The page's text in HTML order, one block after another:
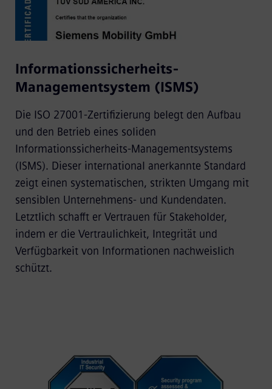
Informationssicherheits-
Managementsystem (ISMS)
Die ISO 27001-Zertifizierung belegt den Aufbau
und den Betrieb eines soliden
Informationssicherheits-Managementsystems
(ISMS). Dieser international anerkannte Standard
zeigt einen systematischen, strikten Umgang mit
sensiblen Unternehmens- und Kundendaten.
Letztlich schafft er Vertrauen für Stakeholder,
indem er die Vertraulichkeit, Integrität und
Verfügbarkeit von Informationen nachweislich
schützt.